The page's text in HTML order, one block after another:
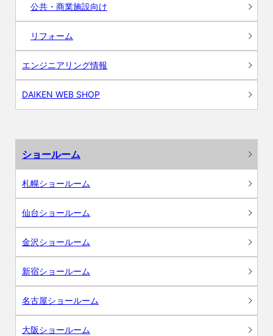
公共・商業施設向け
リフォーム
エンジニアリング情報
DAIKEN WEB SHOP
ショールーム
札幌ショールーム
仙台ショールーム
金沢ショールーム
新宿ショールーム
名古屋ショールーム
大阪ショールーム